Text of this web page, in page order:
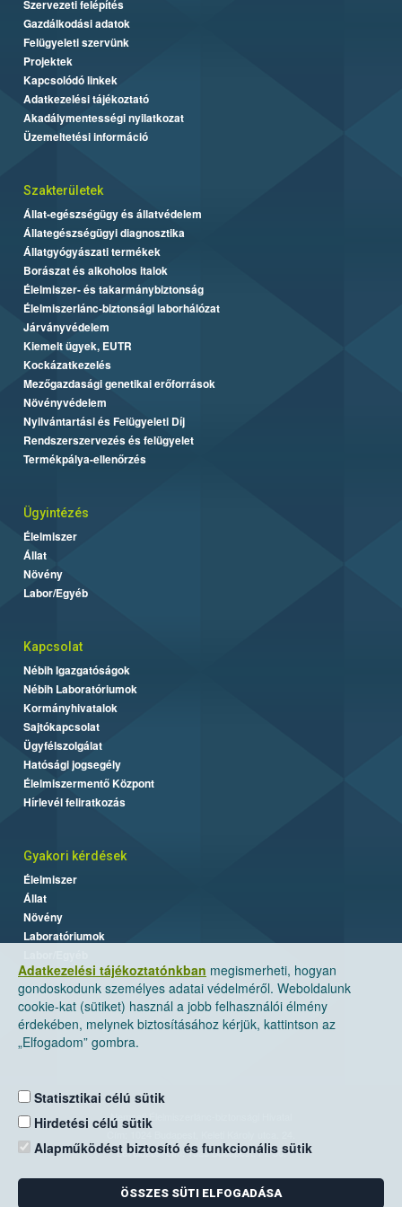
Adatkezelési tájékoztatónkban megismerheti, hogyan
gondoskodunk személyes adatai védelméről. Weboldalunk
cookie-kat (sütiket) használ a jobb felhasználói élmény
érdekében, melynek biztosításához kérjük, kattintson az
„Elfogadom” gombra.
Statisztikai célú sütik
Hirdetési célú sütik
Alapműködést biztosító és funkcionális sütik
ÖSSZES SÜTI ELFOGADÁSA
Szervezeti felépítés
Gazdálkodási adatok
Felügyeleti szervünk
Projektek
Kapcsolódó linkek
Adatkezelési tájékoztató
Akadálymentességi nyilatkozat
Üzemeltetési információ
Szakterületek
Állat-egészségügy és állatvédelem
Állategészségügyi diagnosztika
Állatgyógyászati termékek
Borászat és alkoholos italok
Élelmiszer- és takarmánybiztonság
Élelmiszerlánc-biztonsági laborhálózat
Járványvédelem
Kiemelt ügyek, EUTR
Kockázatkezelés
Mezőgazdasági genetikai erőforrások
Növényvédelem
Nyilvántartási és Felügyeleti Díj
Rendszerszervezés és felügyelet
Termékpálya-ellenőrzés
Ügyintézés
Élelmiszer
Állat
Növény
Labor/Egyéb
Kapcsolat
Nébih Igazgatóságok
Nébih Laboratóriumok
Kormányhivatalok
Sajtókapcsolat
Ügyfélszolgálat
Hatósági jogsegély
Élelmiszermentő Központ
Hírlevél feliratkozás
Gyakori kérdések
Élelmiszer
Állat
Növény
Laboratóriumok
Nemzeti Élelmiszerlánc-biztonsági Hivatal
Levelezési cím: 1525 Budapest. Pf. 30.
E-mail:ugyfelszolgalat@nebih.gov.hu